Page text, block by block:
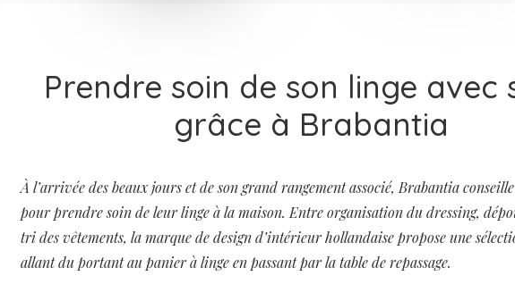
Prendre soin de son linge avec
grâce à Brabantia
À l’arrivée des beaux jours et de son grand rangement associé, Brabantia
pour prendre soin de leur linge à la maison. Entre organisation du dressing,
tri des vêtements, la marque de design d’intérieur hollandaise propose une
allant du portant au panier à linge en passant par la table de repassage.